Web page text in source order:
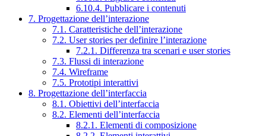
6.10.4. Pubblicare i contenuti
7. Progettazione dell’interazione
7.1. Caratteristiche dell’interazione
7.2. User stories per definire l’interazione
7.2.1. Differenza tra scenari e user stories
7.3. Flussi di interazione
7.4. Wireframe
7.5. Prototipi interattivi
8. Progettazione dell’interfaccia
8.1. Obiettivi dell’interfaccia
8.2. Elementi dell’interfaccia
8.2.1. Elementi di composizione